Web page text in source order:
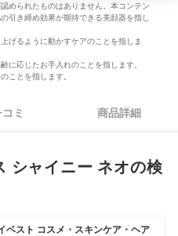
められたものはありません。本コンテン
引き締め効果が期待できる美顔器を指し
げるように動かすケアのことを指しま
に応じたお手入れのことを指します。
ことを指します。
ミ 商品詳細
シャイニー ネオの検
ベスト コスメ・スキンケア・ヘア